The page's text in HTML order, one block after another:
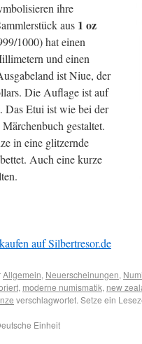
ihre
aus 1 oz
1000) hat einen
und einen
ist Niue, der
Die Auflage ist auf
Das Etui ist wie bei der
gestaltet.
in eine glitzernde
Auch eine kurze
auf Silbertresor.de
Allgemein, Neuerscheinungen,
, moderne numismatik, new
verschlagwortet. Setze ein
Einheit